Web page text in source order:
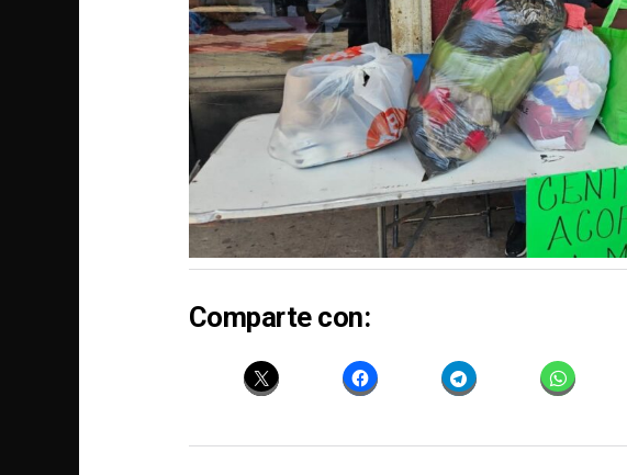
Comparte con: